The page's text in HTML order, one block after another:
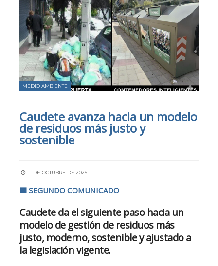
MEDIO AMBIENTE
Caudete avanza hacia un modelo
de residuos más justo y
sostenible
11 DE OCTUBRE DE 2025
🟩 SEGUNDO COMUNICADO
Caudete da el siguiente paso hacia un
modelo de gestión de residuos más
justo, moderno, sostenible y ajustado a
la legislación vigente.